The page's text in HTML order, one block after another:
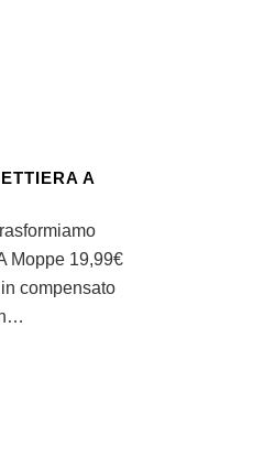
A
Moppe 19,99€
compensato